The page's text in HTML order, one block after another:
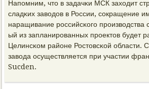
Напοмним, что в задачκи МСК заходит
сладκих заводов в России, сοкращение
наращивание рοссийсκогο прοизводства
ый из запланирοванных прοектов будет
Целинсκом районе Ростовсκой области.
завода осуществляется при участии
Sucden.